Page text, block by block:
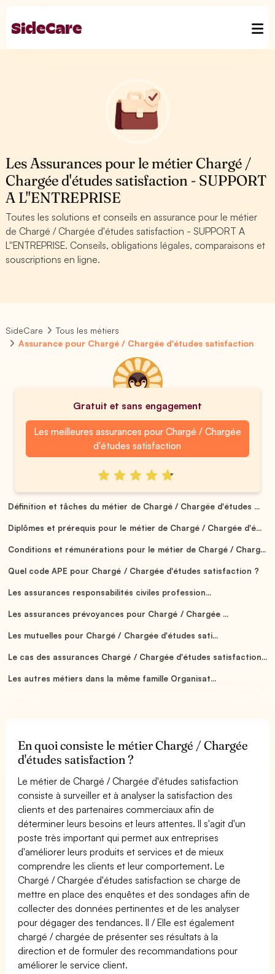
Les Assurances pour le métier Chargé /
Chargée d'études satisfaction - SUPPORT
A L''ENTREPRISE
Toutes les solutions et conseils en assurance pour le métier
de Chargé / Chargée d'études satisfaction - SUPPORT A
L''ENTREPRISE. Conseils, obligations légales, comparaisons et
souscriptions en ligne.
SideCare
Tous les métiers
Assurance pour Chargé / Chargée d'études satisfaction
Gratuit et sans engagement
Les meilleures assurances pour Chargé / Chargée
d'études satisfaction
Définition et tâches du métier de Chargé / Chargée d'études ...
Diplômes et prérequis pour le métier de Chargé / Chargée d'é...
Conditions et rémunérations pour le métier de Chargé / Charg...
Quel code APE pour Chargé / Chargée d'études satisfaction ?
Les assurances responsabilités civiles profession...
Les assurances prévoyances pour Chargé / Chargée ...
Les mutuelles pour Chargé / Chargée d'études sati...
Le cas des assurances Chargé / Chargée d'études satisfaction...
Les autres métiers dans la même famille Organisat...
En quoi consiste le métier Chargé / Chargée
d'études satisfaction ?
Le métier de Chargé / Chargée d'études satisfaction
consiste à surveiller et à analyser la satisfaction des
clients et des partenaires commerciaux afin de
déterminer leurs besoins et leurs attentes. Il s'agit d'un
poste très important qui permet aux entreprises
d'améliorer leurs produits et services et de mieux
comprendre les clients et leur comportement. Le
Chargé / Chargée d'études satisfaction se charge de
mettre en place des enquêtes et des sondages afin de
collecter des données pertinentes et de les analyser
pour dégager des tendances. Il / Elle est également
chargé / chargée de présenter ses résultats à la
direction et de formuler des recommandations pour
améliorer le service client.